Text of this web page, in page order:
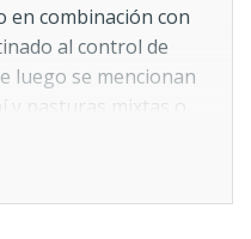
en combinación con
al control de
luego se mencionan
y pasturas mixtas o
otros herbicidas
en soja.